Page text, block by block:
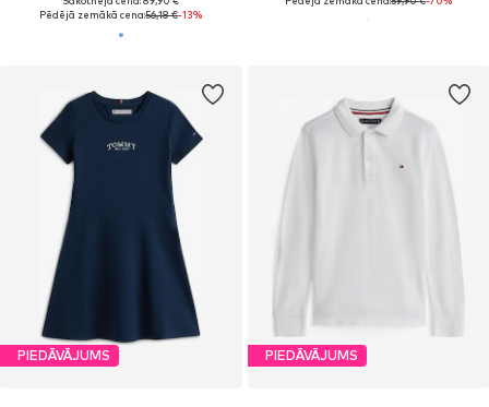
Pēdējā zemākā cena:56,18 €-13%
PIEDĀVĀJUMS PIEDĀVĀJUMS